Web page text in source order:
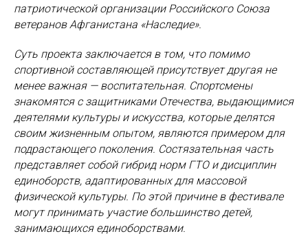
патриотической организации Российского Союза
ветеранов Афганистана «Наследие».
Суть проекта заключается в том, что помимо
спортивной составляющей присутствует другая не
менее важная — воспитательная. Спортсмены
знакомятся с защитниками Отечества, выдающимися
деятелями культуры и искусства, которые делятся
своим жизненным опытом, являются примером для
подрастающего поколения. Состязательная часть
представляет собой гибрид норм ГТО и дисциплин
единоборств, адаптированных для массовой
физической культуры. По этой причине в фестивале
могут принимать участие большинство детей,
занимающихся единоборствами.